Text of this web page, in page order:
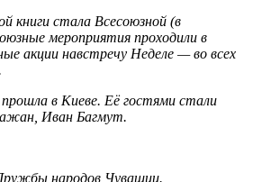
книги стала Всесоюзной (в
мероприятия проходили в
акции навстречу Неделе — во всех
прошла в Киеве. Её гостями стали
Иван Багмут.
народов Чувашии.